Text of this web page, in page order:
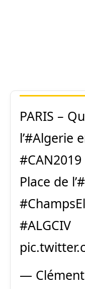
PARIS –
l’#Algerie
#CAN2019
Place de l’
#ALGCIV
—